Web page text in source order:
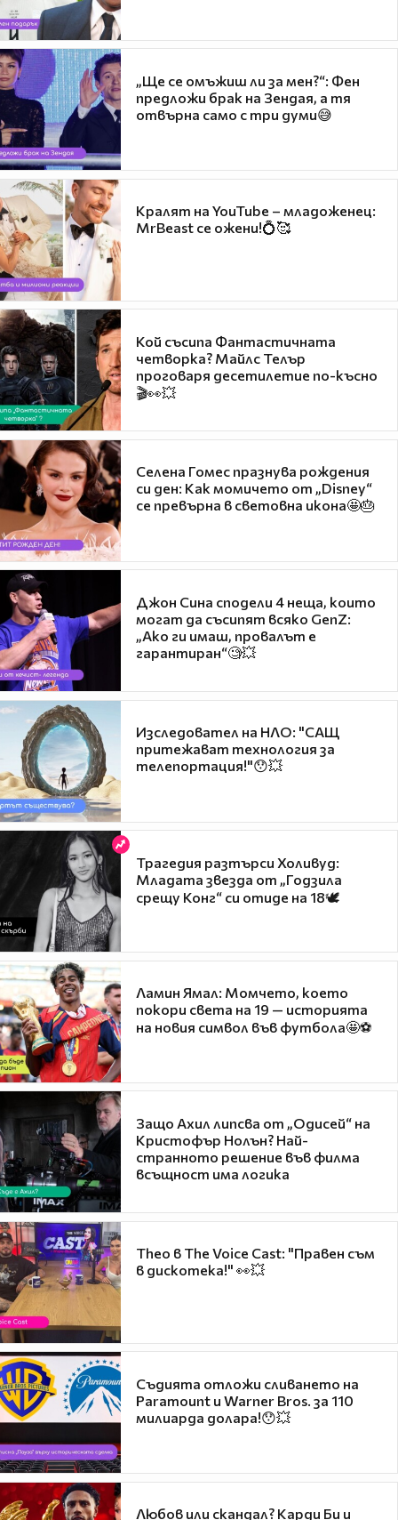
„Ще се омъжиш ли за мен?“: Фен
предложи брак на Зендая, а тя
отвърна само с три думи😅
Кралят на YouTube – младоженец:
MrBeast се ожени!💍🥰
Кой съсипа Фантастичната
четворка? Майлс Телър
проговаря десетилетие по-късно
🎬👀💥
Селена Гомес празнува рождения
си ден: Как момичето от „Disney“
се превърна в световна икона🤩🎂
Джон Сина сподели 4 неща, които
могат да съсипят всяко GenZ:
„Ако ги имаш, провалът е
гарантиран“🧐💥
Изследовател на НЛО: "САЩ
притежават технология за
телепортация!"😯💥
Трагедия разтърси Холивуд:
Младата звезда от „Годзила
срещу Конг“ си отиде на 18🕊️
Ламин Ямал: Момчето, което
покори света на 19 — историята
на новия символ във футбола🤩⚽
Защо Ахил липсва от „Одисей“ на
Кристофър Нолън? Най-
странното решение във филма
всъщност има логика
Theo в The Voice Cast: "Правен съм
в дискотека!" 👀💥
Съдията отложи сливането на
Paramount и Warner Bros. за 110
милиарда долара!😯💥
Любов или скандал? Карди Би и